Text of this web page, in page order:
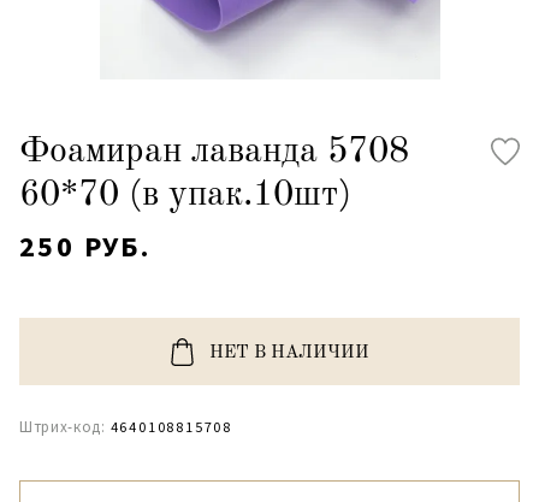
Фоамиран лаванда 5708
60*70 (в упак.10шт)
250 РУБ.
НЕТ В НАЛИЧИИ
Штрих-код: 4640108815708